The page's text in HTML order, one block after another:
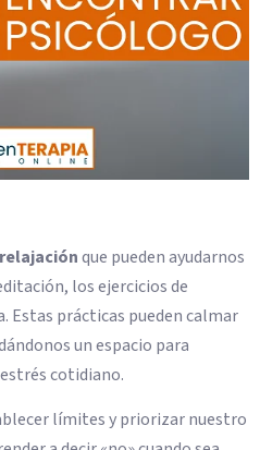
que pueden ayudarnos
los ejercicios de
Estas prácticas pueden calmar
un espacio para
cotidiano.
límites y priorizar nuestro